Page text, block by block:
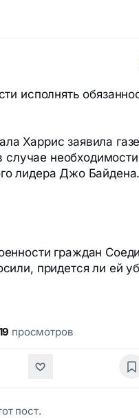
исполнять
Харрис заявила
случае
лидера Джо Байдена.
граждан
придется ли ей
просмотров
пост.